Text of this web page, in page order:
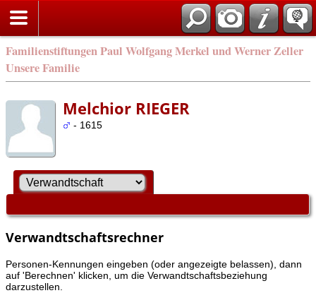
Familienstiftungen Paul Wolfgang Merkel und Werner Zeller
Unsere Familie
Melchior RIEGER
- 1615
Verwandtschaftsrechner
Personen-Kennungen eingeben (oder angezeigte belassen), dann
auf 'Berechnen' klicken, um die Verwandtschaftsbeziehung
darzustellen.